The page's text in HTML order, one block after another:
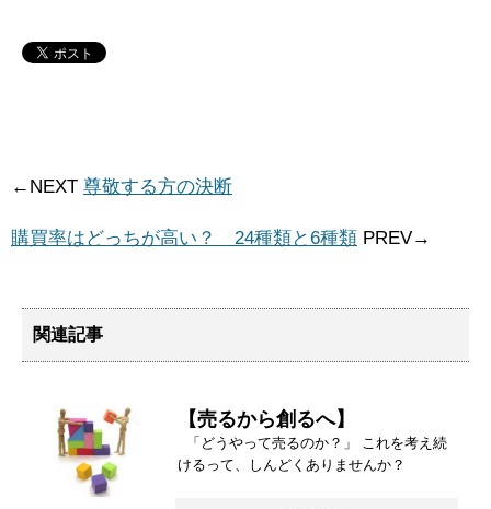
←NEXT 尊敬する方の決断
購買率はどっちが高い？ 24種類と6種類 PREV→
関連記事
【売るから創るへ】
「どうやって売るのか？」 これを考え続
けるって、しんどくありませんか？